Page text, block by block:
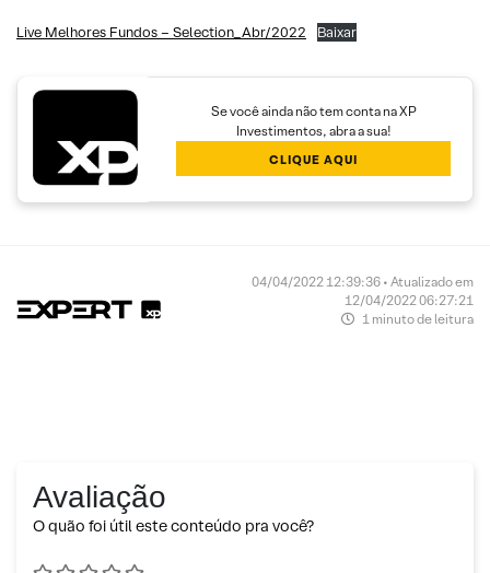
Live Melhores Fundos – Selection_Abr/2022 Baixar
Se você ainda não tem conta na XP
Investimentos, abra a sua!
CLIQUE AQUI
04/04/2022 12:39:36 • Atualizado em
12/04/2022 06:27:21
1 minuto de leitura
Avaliação
O quão foi útil este conteúdo pra você?